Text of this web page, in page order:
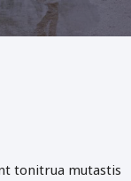
tonitrua mutastis